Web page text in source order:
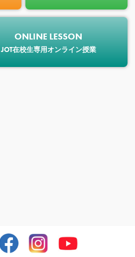
ONLINE LESSON
JOT在校生専用オンライン授業